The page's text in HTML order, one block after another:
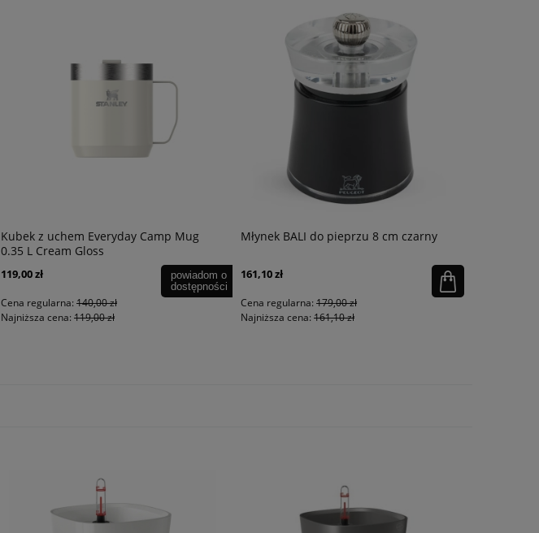
Kubek z uchem Everyday Camp Mug
0.35 L Cream Gloss
119,00 zł
Cena regularna: 140,00 zł
Najniższa cena: 119,00 zł
powiadom o
dostępności
Młynek BALI do pieprzu 8 cm czarny
161,10 zł
Cena regularna: 179,00 zł
Najniższa cena: 161,10 zł